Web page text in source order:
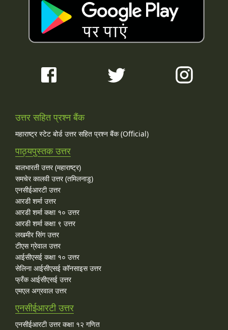
उत्तर सहित प्रश्न बैंक
महाराष्ट्र स्टेट बोर्ड उत्तर सहित प्रश्न बैंक (Official)
पाठ्यपुस्तक उत्तर
बालभारती उत्तर (महाराष्ट्र)
समचेर कालवी उत्तर (तमिलनाडु)
एनसीईआरटी उत्तर
आरडी शर्मा उत्तर
आरडी शर्मा कक्षा १० उत्तर
आरडी शर्मा कक्षा ९ उत्तर
लखमीर सिंग उत्तर
टीएस ग्रेवाल उत्तर
आईसीएसई कक्षा १० उत्तर
सेलिना आईसीएसई कॉनसाइस उत्तर
फ्रँक आईसीएसई उत्तर
एमएल अग्रवाल उत्तर
एनसीईआरटी उत्तर
एनसीईआरटी उत्तर कक्षा १२ गणित